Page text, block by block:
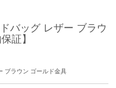
バッグ レザー ブラウ
証】
ブラウン ゴールド金具